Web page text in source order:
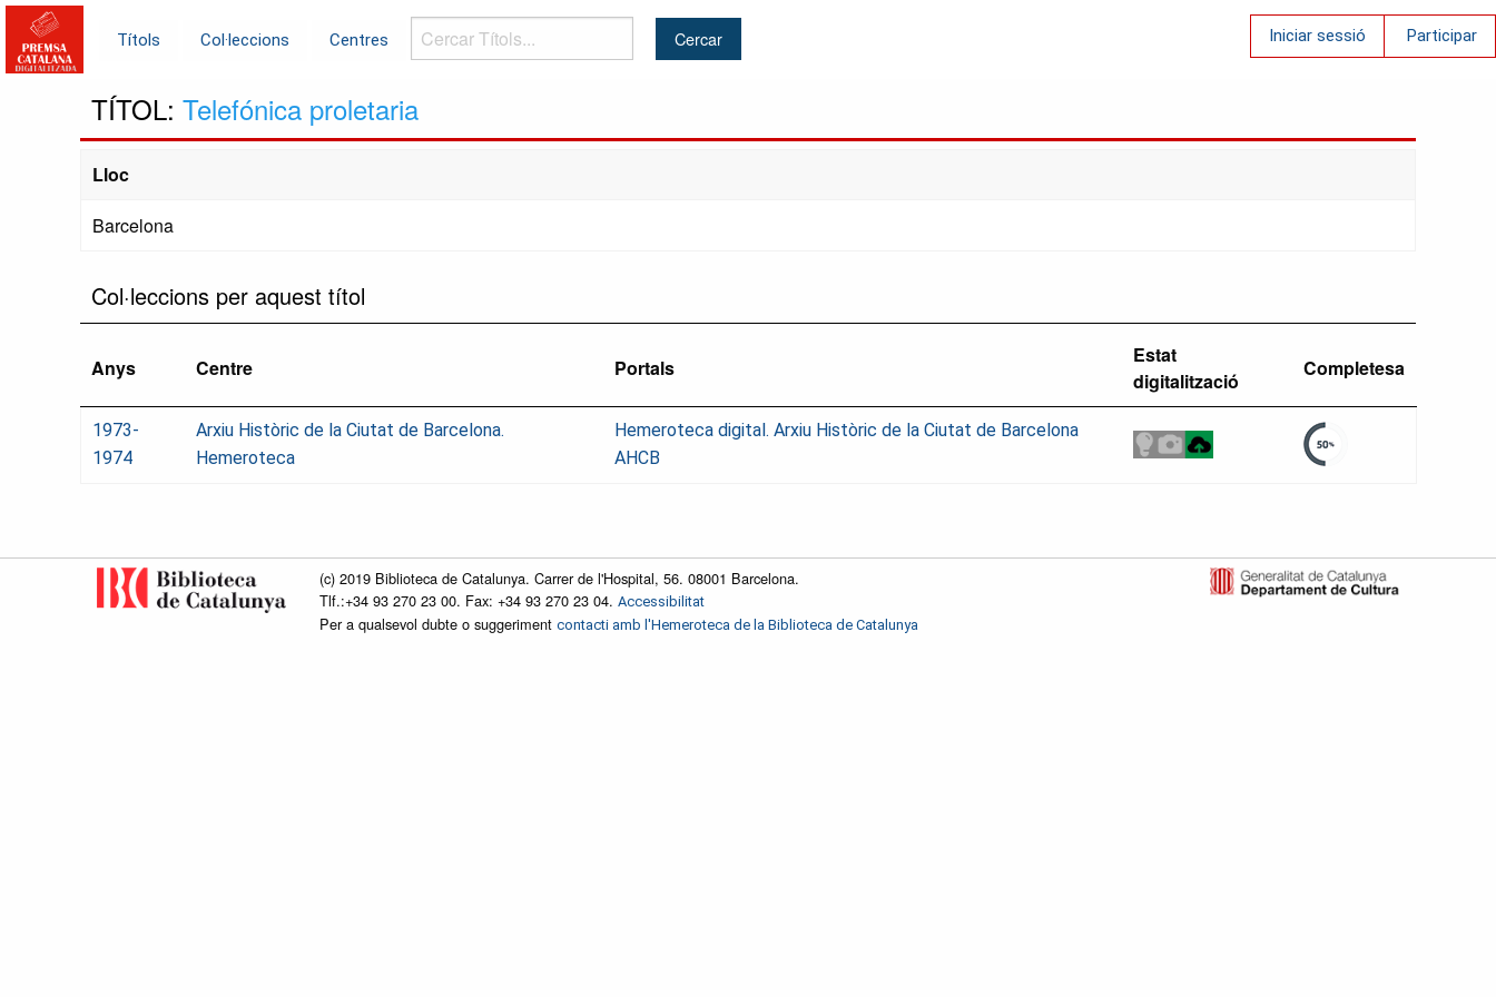
Títols Col·leccions Centres
Cercar
Títols...
Iniciar sessió Participar
TÍTOL: Telefónica proletaria
Lloc
Barcelona
Col·leccions per aquest títol
Anys Centre Portals
Estat
digitalització
Completesa
1973-
1974
Arxiu Històric de la Ciutat de Barcelona.
Hemeroteca
Hemeroteca digital. Arxiu Històric de la Ciutat de Barcelona
AHCB
(c) 2019 Biblioteca de Catalunya. Carrer de l'Hospital, 56. 08001 Barcelona.
Tlf.:+34 93 270 23 00. Fax: +34 93 270 23 04. Accessibilitat
Per a qualsevol dubte o suggeriment contacti amb l'Hemeroteca de la Biblioteca de Catalunya